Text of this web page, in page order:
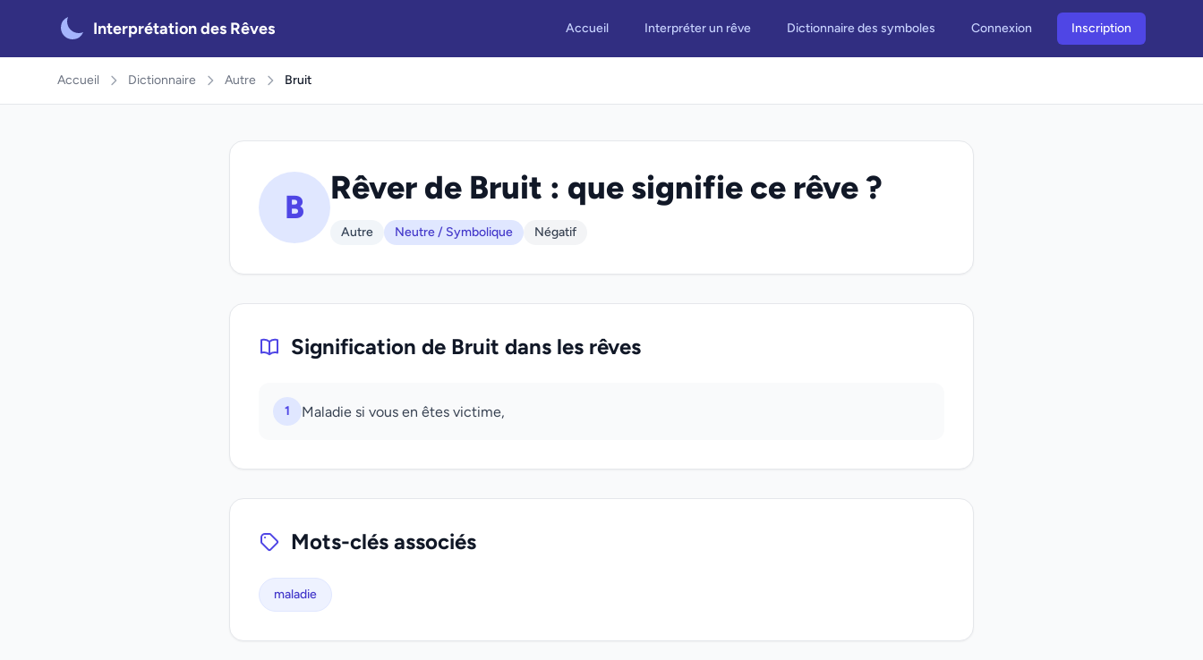
Interprétation des Rêves Accueil Interpréter un rêve Dictionnaire des symboles Connexion Inscription
Accueil Dictionnaire Autre Bruit
B
Rêver de Bruit : que signifie ce rêve ?
Autre Neutre / Symbolique Négatif
Signification de Bruit dans les rêves
1 Maladie si vous en êtes victime,
Mots-clés associés
maladie